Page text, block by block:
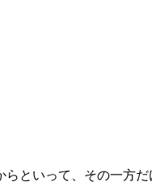
といって、その一方